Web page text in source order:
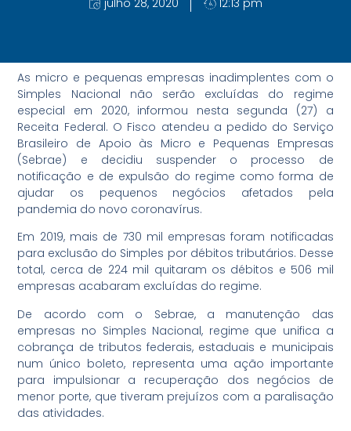
julho 28, 2020 12:13 pm
As micro e pequenas empresas inadimplentes com o
Simples Nacional não serão excluídas do regime
especial em 2020, informou nesta segunda (27) a
Receita Federal. O Fisco atendeu a pedido do Serviço
Brasileiro de Apoio às Micro e Pequenas Empresas
(Sebrae) e decidiu suspender o processo de
notificação e de expulsão do regime como forma de
ajudar os pequenos negócios afetados pela
pandemia do novo coronavírus.
Em 2019, mais de 730 mil empresas foram notificadas
para exclusão do Simples por débitos tributários. Desse
total, cerca de 224 mil quitaram os débitos e 506 mil
empresas acabaram excluídas do regime.
De acordo com o Sebrae, a manutenção das
empresas no Simples Nacional, regime que unifica a
cobrança de tributos federais, estaduais e municipais
num único boleto, representa uma ação importante
para impulsionar a recuperação dos negócios de
menor porte, que tiveram prejuízos com a paralisação
das atividades.